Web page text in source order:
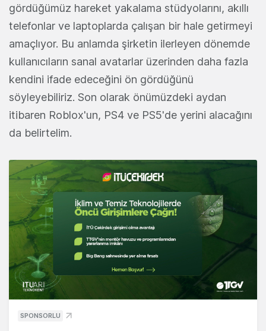
gördüğümüz hareket yakalama stüdyolarını, akıllı
telefonlar ve laptoplarda çalışan bir hale getirmeyi
amaçlıyor. Bu anlamda şirketin ilerleyen dönemde
kullanıcıların sanal avatarlar üzerinden daha fazla
kendini ifade edeceğini ön gördüğünü
söyleyebiliriz. Son olarak önümüzdeki aydan
itibaren Roblox'un, PS4 ve PS5'de yerini alacağını
da belirtelim.
SPONSORLU